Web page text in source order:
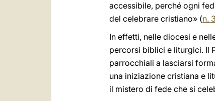
accessibile, perché ogni
del celebrare cristiano» (n.
In effetti, nelle diocesi e
percorsi biblici e liturgici. Il
parrocchiali a lasciarsi
una iniziazione cristiana e
il mistero di fede che si